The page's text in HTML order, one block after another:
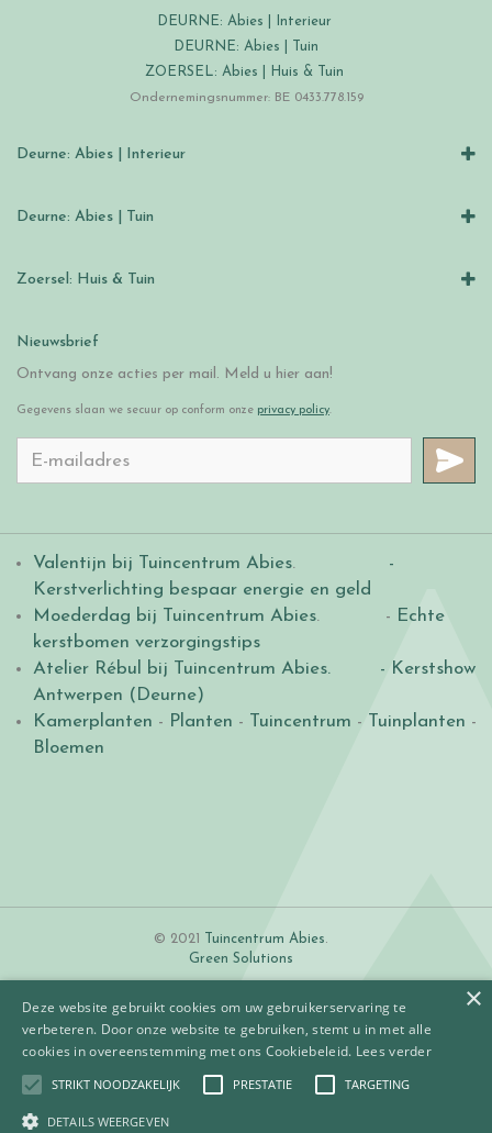
DEURNE: Abies | Interieur
DEURNE: Abies | Tuin
ZOERSEL: Abies | Huis & Tuin
Ondernemingsnummer: BE 0433.778.159
Deurne: Abies | Interieur
Deurne: Abies | Tuin
Zoersel: Huis & Tuin
Nieuwsbrief
Ontvang onze acties per mail. Meld u hier aan!
Gegevens slaan we secuur op conform onze privacy policy.
Valentijn bij Tuincentrum Abies.
-
Kerstverlichting bespaar energie en geld
Moederdag bij Tuincentrum Abies. - Echte
kerstbomen verzorgingstips
Atelier Rébul bij Tuincentrum Abies.
- Kerstshow
Antwerpen (Deurne)
Kamerplanten - Planten - Tuincentrum - Tuinplanten -
Bloemen
© 2021 Tuincentrum Abies.
Green Solutions
Algemene voorwaarden
×
Deze website gebruikt cookies om uw gebruikerservaring te
verbeteren. Door onze website te gebruiken, stemt u in met alle
cookies in overeenstemming met ons Cookiebeleid. Lees verder
STRIKT NOODZAKELIJK PRESTATIE TARGETING
DETAILS WEERGEVEN